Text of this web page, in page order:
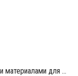
ПВХ и поликарбонат остаются основными материалами для производства банковских карт